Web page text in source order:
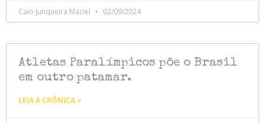
Caio Junqueira Maciel 02/09/2024
Atletas Paralímpicos põe o Brasil
em outro patamar.
LEIA A CRÔNICA »